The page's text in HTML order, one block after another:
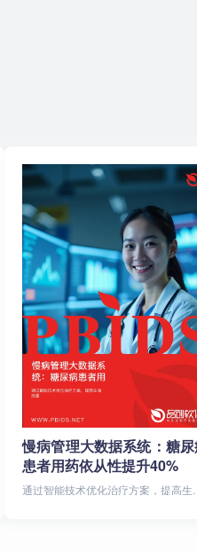
慢病管理大数据系统：糖
患者用药依从性提升40%
通过智能技术优化治疗方案，提高生活
质量